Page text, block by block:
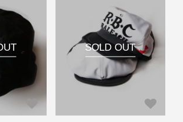
SOLD OUT